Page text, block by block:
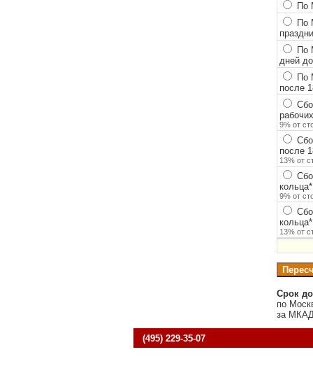
По
По
По
дней
По
после
9% от
после
13% от
кольца*
9% от
кольца*
13% от
Срок
по
за
(495) 229-35-07